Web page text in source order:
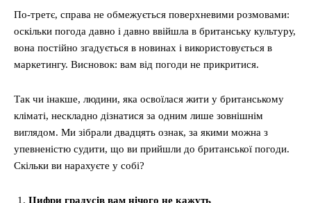
По-третє, справа не обмежується поверхневими розмовами:
оскільки погода давно і давно ввійшла в британську культуру,
вона постійно згадується в новинах і використовується в
маркетингу. Висновок: вам від погоди не прикритися.
Так чи інакше, людини, яка освоїлася жити у британському
кліматі, нескладно дізнатися за одним лише зовнішнім
виглядом. Ми зібрали двадцять ознак, за якими можна з
упевненістю судити, що ви прийшли до британської погоди.
Скільки ви нарахуєте у собі?
Цифри градусів вам нічого не кажуть